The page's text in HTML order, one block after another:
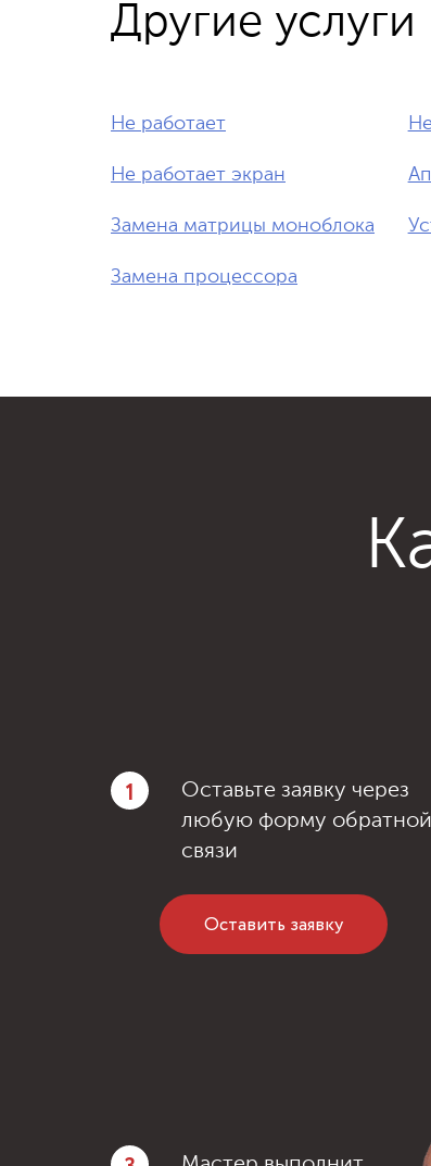
Другие услуги
Не работает
Не работает экран
Замена матрицы моноблока
Замена процессора
1
Оставьте заявку через
любую форму обратной
связи
Оставить заявку